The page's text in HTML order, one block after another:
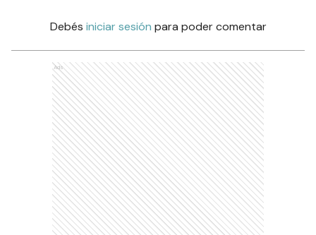
Debés iniciar sesión para poder comentar
Ads